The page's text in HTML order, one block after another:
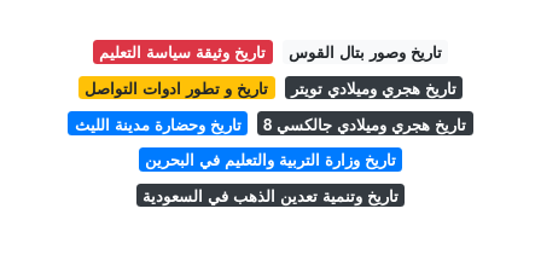
تاريخ وثيقة سياسة التعليم
تاريخ وصور بتال القوس
تاريخ و تطور ادوات التواصل
تاريخ هجري وميلادي تويتر
تاريخ وحضارة مدينة الليث
تاريخ هجري وميلادي جالكسي 8
تاريخ وزارة التربية والتعليم في البحرين
تاريخ وتنمية تعدين الذهب في السعودية